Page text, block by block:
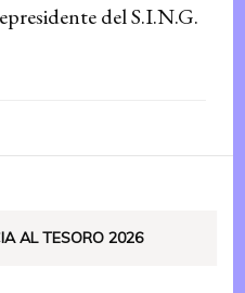
del S.I.N.G.
AL TESORO 2026